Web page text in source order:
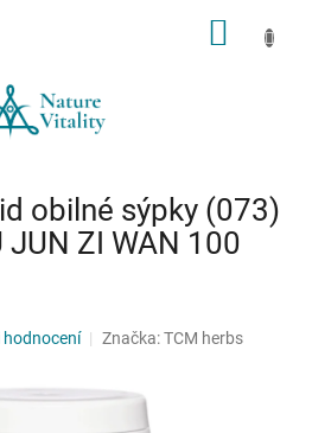
obilné sýpky (073)
JUN ZI WAN 100
Značka:TCM herbs